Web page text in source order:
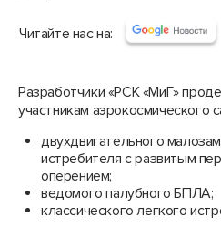
Читайте нас на:
Разработчики «РСК «МиГ»
участникам аэрокосмического
двухдвигательного
истребителя с развитым
оперением;
ведомого палубного БПЛА;
классического легкого